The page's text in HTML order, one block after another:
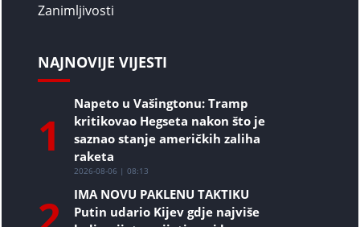
Zanimljivosti
NAJNOVIJE VIJESTI
1
Napeto u Vašingtonu: Tramp
kritikovao Hegseta nakon što je
saznao stanje američkih zaliha
raketa
2026-08-06 | 08:13
IMA NOVU PAKLENU TAKTIKU
Putin udario Kijev gdje najviše